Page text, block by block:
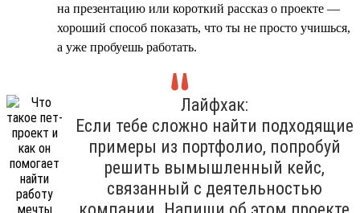
на презентацию или короткий рассказ о проекте —
хороший способ показать, что ты не просто учишься,
а уже пробуешь работать.
Лайфхак:
Если тебе сложно найти подходящие
примеры из портфолио, попробуй
решить вымышленный кейс,
связанный с деятельностью